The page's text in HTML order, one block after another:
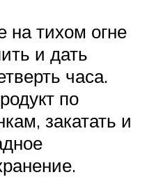
на тихом огне
и дать
часа.
по
закатать и